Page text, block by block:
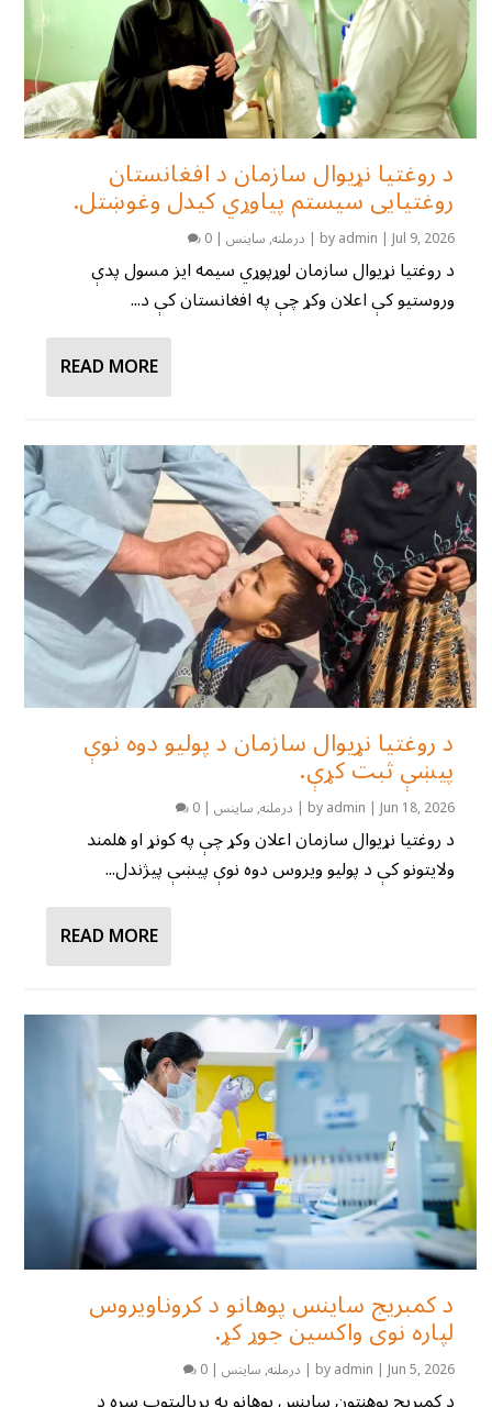
د روغتیا نړیوال سازمان د افغانستان
روغتیایی سیستم پیاوړي کیدل وغوښتل.
byadmin |Jul 9, 2026
| درملنه,ساینس |
0
د روغتیا نړیوال سازمان لوړپوړي سیمه ایز مسول پدې
وروستیو کې اعلان وکړ چې په افغانستان کې د...
READ MORE
د روغتیا نړیوال سازمان د پولیو دوه نوې
پیښې ثبت کړې.
byadmin |Jun 18, 2026
| درملنه,ساینس |
0
د روغتیا نړیوال سازمان اعلان وکړ چې په کونړ او هلمند
ولایتونو کې د پولیو ویروس دوه نوې پیښې پیژندل...
READ MORE
د کمبریج ساینس پوهانو د کروناویروس
لپاره نوی واکسین جوړ کړ.
byadmin |Jun 5, 2026
| درملنه,ساینس |
0